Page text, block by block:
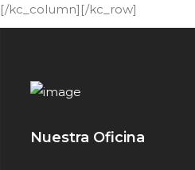
[/kc_column][/kc_row]
Nuestra Oficina